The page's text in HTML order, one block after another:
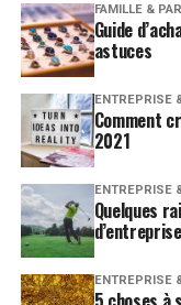
FAMILLE &
Guide
astuces
ENTREPRISE
Comment
2021
ENTREPRISE
Quelques
d’entreprise
ENTREPRISE